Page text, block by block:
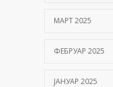
МАРТ 2025
ФЕБРУАР 2025
ЈАНУАР 2025